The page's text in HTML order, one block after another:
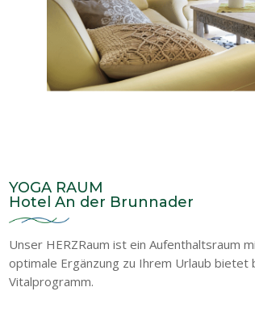
YOGA RAUM
Hotel An der Brunnader
Unser HERZRaum ist ein Aufenthaltsraum
optimale Ergänzung zu Ihrem Urlaub bietet
Vitalprogramm.